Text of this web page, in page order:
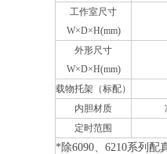
工作室尺寸
W×D×H(mm)
外形尺寸
W×D×H(mm)
载物托架（标配）
内胆材质
定时范围
*除6090、6210系列配